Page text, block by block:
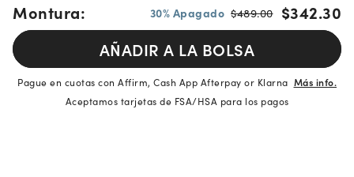
Montura: 30% Apagado $489.00 $342.30
AÑADIR A LA BOLSA
Pague en cuotas con Affirm, Cash App Afterpay or Klarna Más info.
Aceptamos tarjetas de FSA/HSA para los pagos